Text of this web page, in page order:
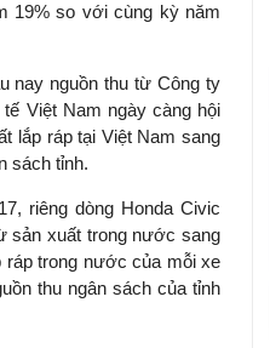
19% so với cùng kỳ năm
nay nguồn thu từ Công ty
Việt Nam ngày càng hội
lắp ráp tại Việt Nam sang
sách tỉnh.
riêng dòng Honda Civic
sản xuất trong nước sang
ráp trong nước của mỗi xe
thu ngân sách của tỉnh